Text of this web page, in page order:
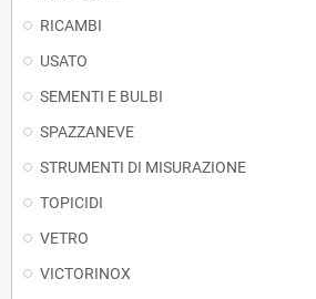
RICAMBI
USATO
SEMENTI E BULBI
SPAZZANEVE
STRUMENTI DI MISURAZIONE
TOPICIDI
VETRO
VICTORINOX